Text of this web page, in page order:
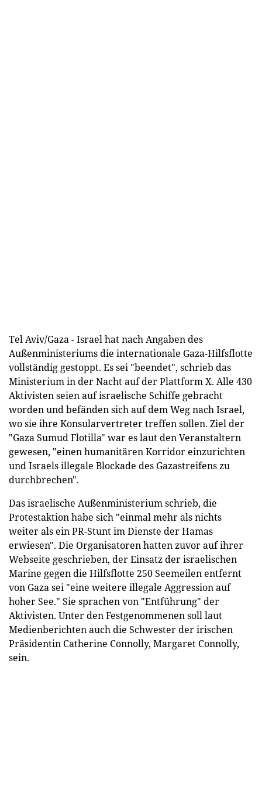
Tel Aviv/Gaza - Israel hat nach Angaben des
Außenministeriums die internationale Gaza-Hilfsflotte
vollständig gestoppt. Es sei "beendet", schrieb das
Ministerium in der Nacht auf der Plattform X. Alle 430
Aktivisten seien auf israelische Schiffe gebracht
worden und befänden sich auf dem Weg nach Israel,
wo sie ihre Konsularvertreter treffen sollen. Ziel der
"Gaza Sumud Flotilla" war es laut den Veranstaltern
gewesen, "einen humanitären Korridor einzurichten
und Israels illegale Blockade des Gazastreifens zu
durchbrechen".
Das israelische Außenministerium schrieb, die
Protestaktion habe sich "einmal mehr als nichts
weiter als ein PR-Stunt im Dienste der Hamas
erwiesen". Die Organisatoren hatten zuvor auf ihrer
Webseite geschrieben, der Einsatz der israelischen
Marine gegen die Hilfsflotte 250 Seemeilen entfernt
von Gaza sei "eine weitere illegale Aggression auf
hoher See." Sie sprachen von "Entführung" der
Aktivisten. Unter den Festgenommenen soll laut
Medienberichten auch die Schwester der irischen
Präsidentin Catherine Connolly, Margaret Connolly,
sein.